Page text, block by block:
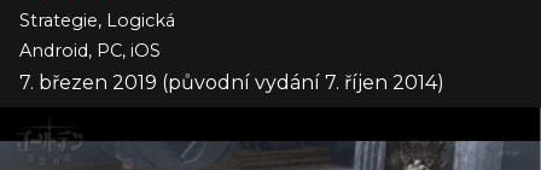
Strategie, Logická
Android, PC, iOS
7. březen 2019 (původní vydání 7. říjen 2014)